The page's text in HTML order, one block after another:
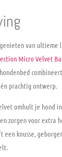
van ultieme
Micro Velvet
prachtig ontwerp.
omhult je hond
zorgen voor extra
een knusse,